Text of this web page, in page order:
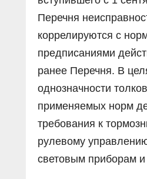
Перечня
коррелируются с
предписаниями
ранее Перечня. В
однозначности
применяемых норм
требования к
рулевому
световым приборам